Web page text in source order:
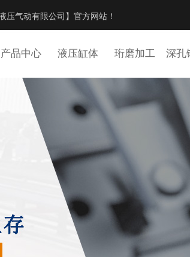
压气动有限公司】官方网站！
产品中心 液压缸体 珩磨加工 深孔